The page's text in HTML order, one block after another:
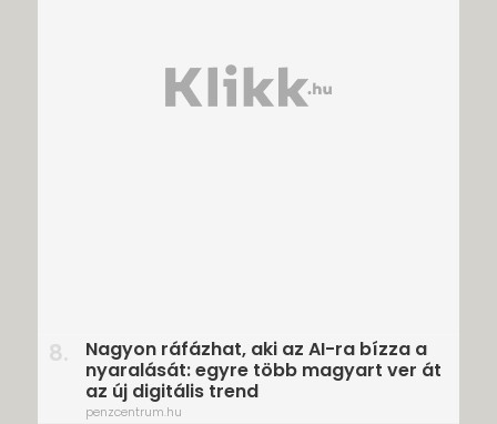
8.
Nagyon ráfázhat, aki az AI-ra bízza a
nyaralását: egyre több magyart ver át
az új digitális trend
penzcentrum.hu